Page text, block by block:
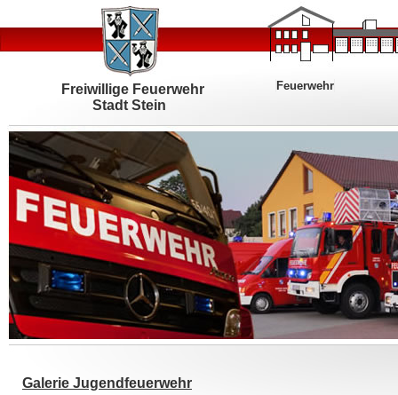
Freiwillige Feuerwehr
Stadt Stein
Feuerwehr
Galerie Jugendfeuerwehr